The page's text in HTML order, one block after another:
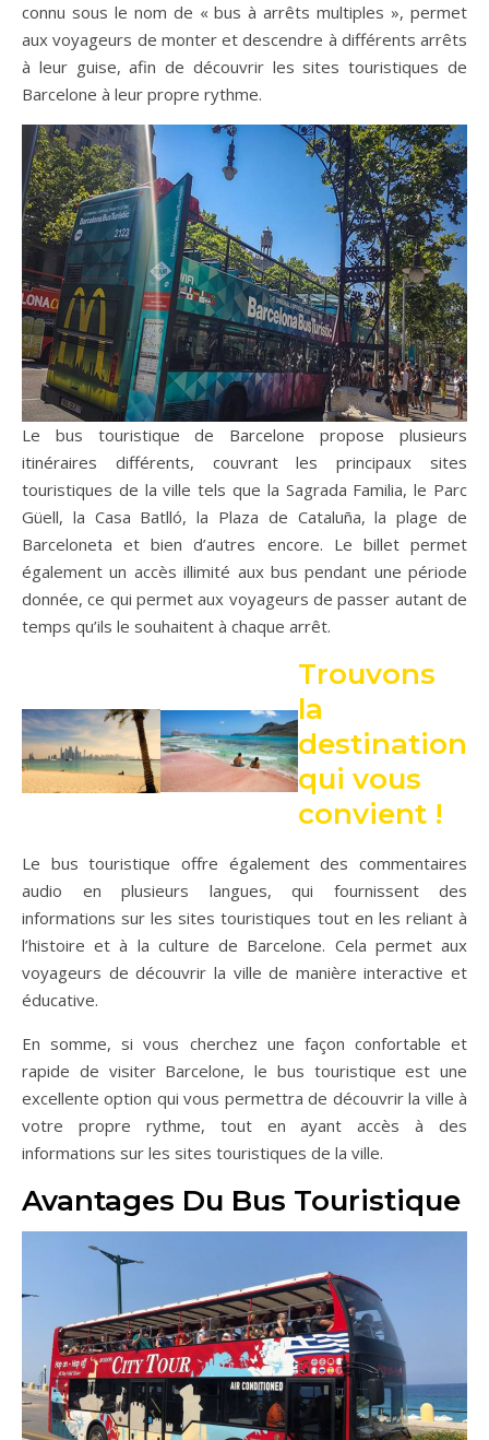
connu sous le nom de « bus à arrêts multiples », permet
aux voyageurs de monter et descendre à différents arrêts
à leur guise, afin de découvrir les sites touristiques de
Barcelone à leur propre rythme.
Le bus touristique de Barcelone propose plusieurs
itinéraires différents, couvrant les principaux sites
touristiques de la ville tels que la Sagrada Familia, le Parc
Güell, la Casa Batlló, la Plaza de Cataluña, la plage de
Barceloneta et bien d’autres encore. Le billet permet
également un accès illimité aux bus pendant une période
donnée, ce qui permet aux voyageurs de passer autant de
temps qu’ils le souhaitent à chaque arrêt.
Trouvons
la
destination
qui vous
convient !
Le bus touristique offre également des commentaires
audio en plusieurs langues, qui fournissent des
informations sur les sites touristiques tout en les reliant à
l’histoire et à la culture de Barcelone. Cela permet aux
voyageurs de découvrir la ville de manière interactive et
éducative.
En somme, si vous cherchez une façon confortable et
rapide de visiter Barcelone, le bus touristique est une
excellente option qui vous permettra de découvrir la ville à
votre propre rythme, tout en ayant accès à des
informations sur les sites touristiques de la ville.
Avantages Du Bus Touristique